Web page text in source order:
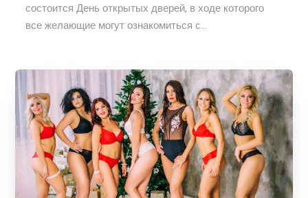
состоится День открытых дверей, в ходе которого
все желающие могут ознакомиться с...